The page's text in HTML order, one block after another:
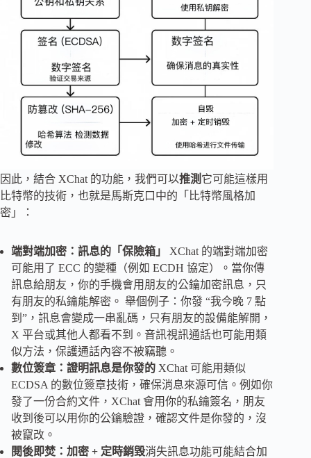
因此，結合 XChat 的功能，我們可以推測 它可能這樣用
比特幣的技術，也就是馬斯克口中的「比特幣風格加
密」：
端對端加密 ：訊息的「保險箱」
XChat 的端對端加密
可能用了 ECC 的變種（例如 ECDH 協定）。當你傳
訊息給朋友，你的手機會用朋友的公鑰加密訊息，只
有朋友的私鑰能解密。 舉個例子：你發 “我今晚 7 點
到”，訊息會變成一串亂碼，只有朋友的設備能解開，
X 平台或其他人都看不到。音訊視訊通話也可能用類
似方法，保護通話內容不被竊聽。
數位簽章：證明訊息是你發的 XChat 可能用類似
ECDSA 的數位簽章技術，確保消息來源可信。例如你
發了一份合約文件，XChat 會用你的私鑰簽名，朋友
收到後可以用你的公鑰驗證，確認文件是你發的，沒
被竄改。
閱後即焚：加密 + 定時銷毀消失訊息功能可能結合加